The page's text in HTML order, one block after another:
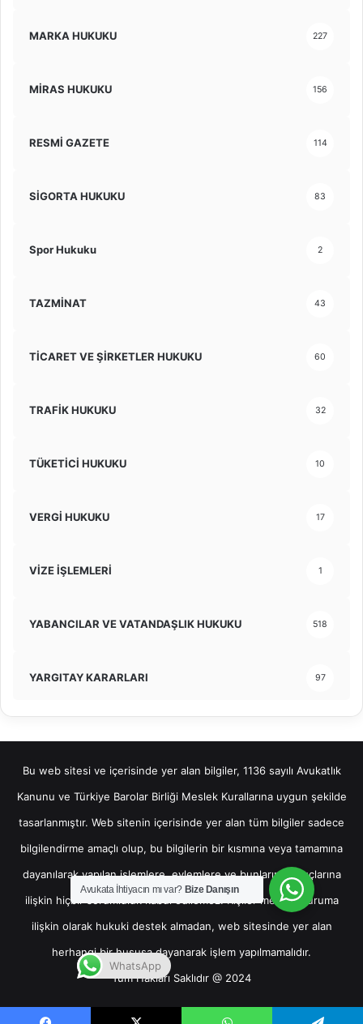
MARKA HUKUKU 227
MİRAS HUKUKU 156
RESMİ GAZETE 114
SİGORTA HUKUKU 83
Spor Hukuku 2
TAZMİNAT 43
TİCARET VE ŞİRKETLER HUKUKU 60
TRAFİK HUKUKU 32
TÜKETİCİ HUKUKU 10
VERGİ HUKUKU 17
VİZE İŞLEMLERİ 1
YABANCILAR VE VATANDAŞLIK HUKUKU 518
YARGITAY KARARLARI 97
Bu web sitesi ve içerisinde yer alan bilgiler, 1136 sayılı Avukatlık
Kanunu ve Türkiye Barolar Birliği Meslek Kurallarına uygun şekilde
tasarlanmıştır. Web sitenin içerisinde yer alan tüm bilgiler sadece
bilgilendirme amaçlı olup, bu bilgilerin bir kısmına veya tamamına
dayanılarak yapılan işlemlere, eylemlere ve bunların sonuçlarına
ilişkin hiçbir sorumluluk kabul edilemez. Kişiler mevcut duruma
ilişkin olarak hukuki destek almadan, web sitesinde yer alan
herhangi bir hususa dayanarak işlem yapılmamalıdır.
Tüm Hakları Saklıdır @ 2024
Avukata İhtiyacın mı var? Bize Danışın
WhatsApp